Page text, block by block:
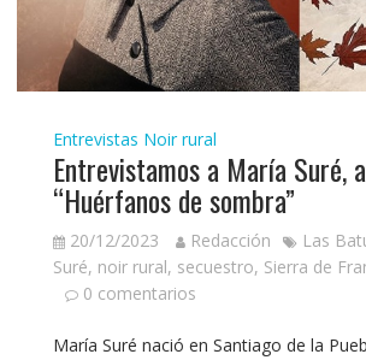
Entrevistas Noir rural
Entrevistamos a María Suré,
“Huérfanos de sombra”
20/12/2023 Redacción Las
Suré, noir rural, secuestro, Sierra de
0 comentarios
María Suré nació en Santiago de la